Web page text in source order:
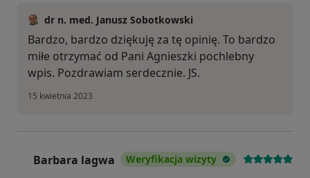
dr n. med. Janusz Sobotkowski
Bardzo, bardzo dziękuję za tę opinię. To bardzo
miłe otrzymać od Pani Agnieszki pochlebny
wpis. Pozdrawiam serdecznie. JS.
15 kwietnia 2023
Barbara lagwa Weryfikacja wizyty